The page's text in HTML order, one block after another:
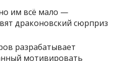
разрабатывает
мотивировать